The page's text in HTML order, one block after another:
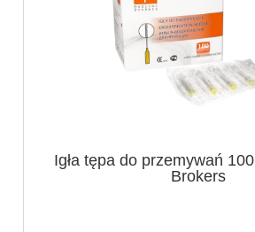
Igła tępa do przemywań
Brokers